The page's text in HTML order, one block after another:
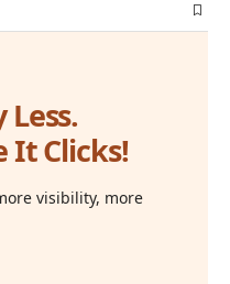
Less.
It Clicks!
visibility, more